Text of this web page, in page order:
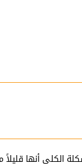
الكلى أنها